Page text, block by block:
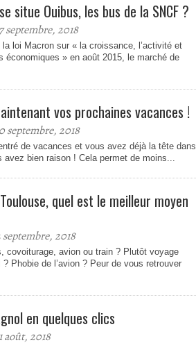
situe Ouibus, les bus de la SNCF ?
septembre, 2018
la loi Macron sur « la croissance, l’activité et
économiques » en août 2015, le marché de
vos prochaines vacances !
septembre, 2018
de vacances et vous avez déjà la tête dans
avez bien raison ! Cela permet de moins...
quel est le meilleur moyen
2018
covoiturage, avion ou train ? Plutôt voyage
Phobie de l’avion ? Peur de vous retrouver
en quelques clics
août, 2018